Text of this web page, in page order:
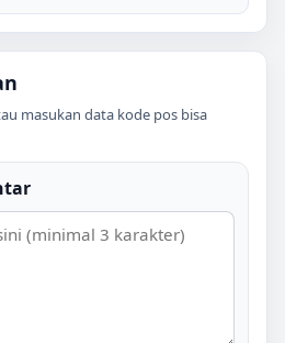
masukan data kode pos bisa